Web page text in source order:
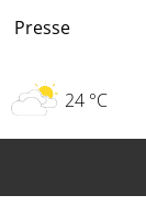
Presse
24 °C